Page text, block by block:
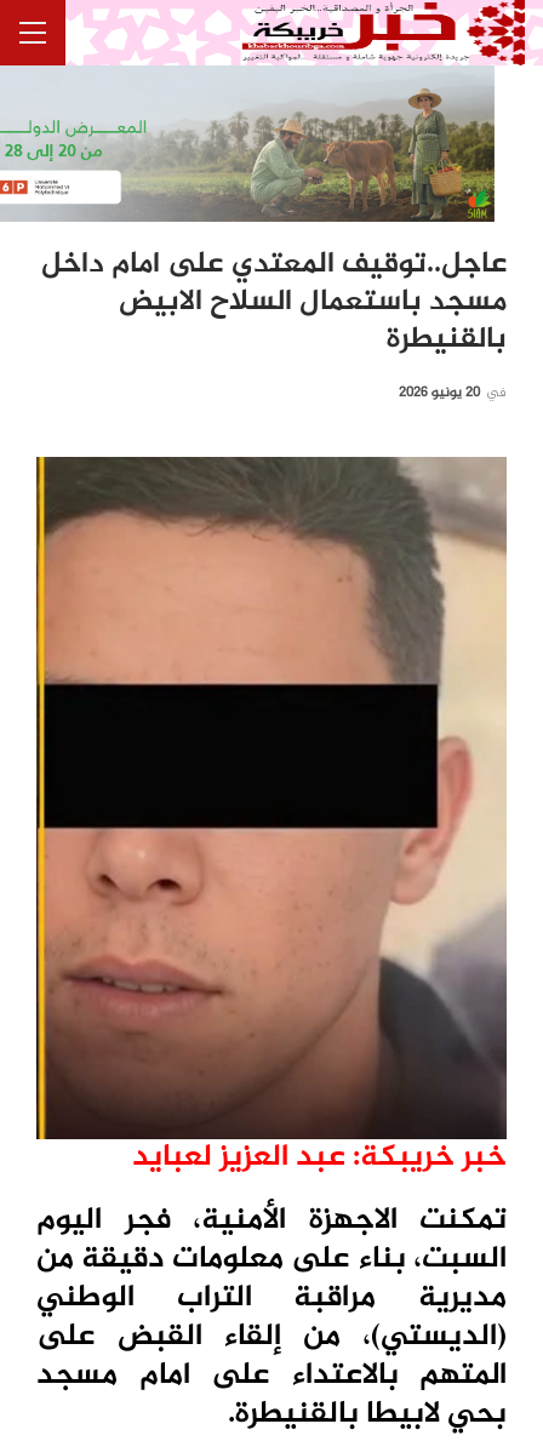
عاجل..توقيف المعتدي على امام داخل
مسجد باستعمال السلاح الابيض
بالقنيطرة
في 20 يونيو 2026
خبر خريبكة: عبد العزيز لعبايد
تمكنت الاجهزة الأمنية، فجر اليوم
السبت، بناء على معلومات دقيقة من
مديرية مراقبة التراب الوطني
(الديستي)، من إلقاء القبض على
المتهم بالاعتداء على امام مسجد
بحي لابيطا بالقنيطرة.